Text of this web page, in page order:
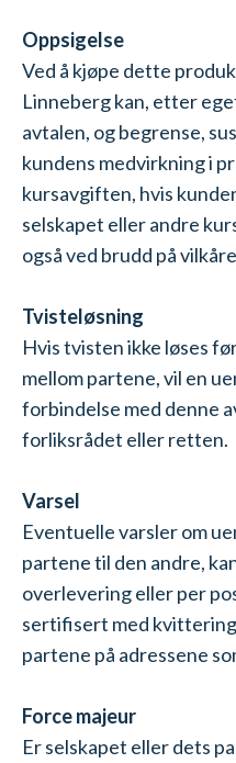
Oppsigelse
Ved å kjøpe dette
Linneberg kan, etter
avtalen, og begrense,
kundens medvirkning i
kursavgiften, hvis
selskapet eller andre
også ved brudd på
Tvisteløsning
Hvis tvisten ikke løses
mellom partene, vil en
forbindelse med denne
forliksrådet eller retten.
Varsel
Eventuelle varsler om
partene til den andre,
overlevering eller per
sertifisert med
partene på adressene
Force majeur
Er selskapet eller dets